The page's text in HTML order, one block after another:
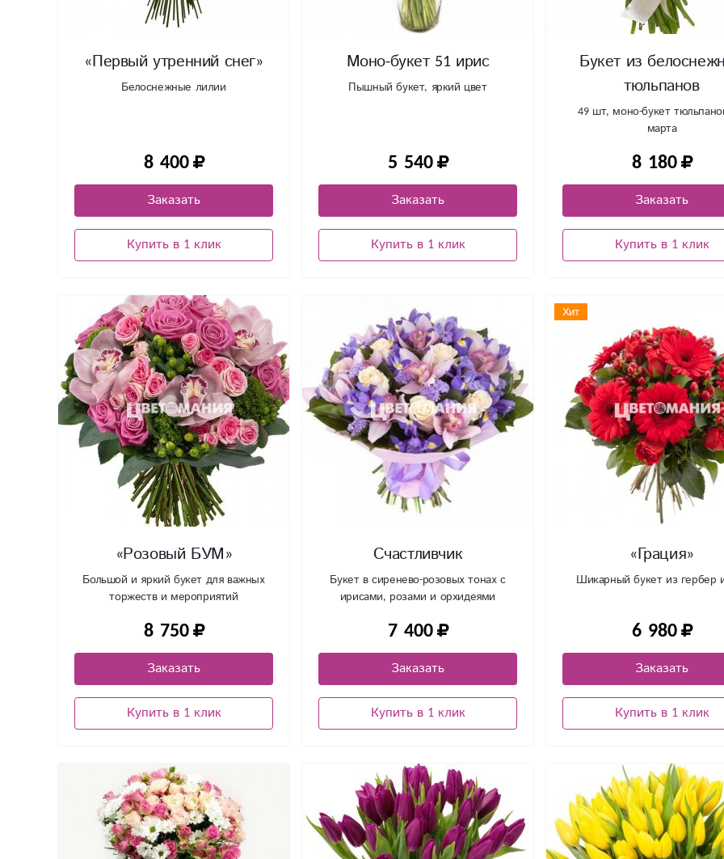
«Первый утренний снег»
Белоснежные лилии
8 400
Заказать
Купить в 1 клик
Моно-букет 51 ирис
Пышный букет, яркий цвет
5 540
Заказать
Купить в 1 клик
Букет из
тюльпанов
49 шт, моно-букет
марта
8 180
Заказать
Купить в 1 клик
«Розовый БУМ»
Большой и яркий букет для важных
торжеств и мероприятий
8 750
Заказать
Купить в 1 клик
Счастливчик
Букет в сиренево-розовых тонах с
ирисами, розами и орхидеями
7 400
Заказать
Купить в 1 клик
Хит
«Грация»
Шикарный букет из гербер
6 980
Заказать
Купить в 1 клик